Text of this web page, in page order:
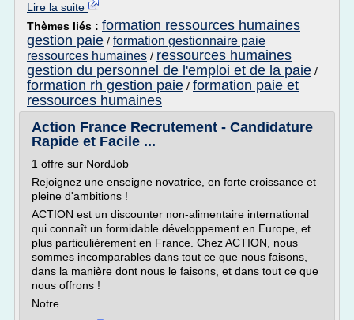
Lire la suite
Thèmes liés : formation ressources humaines
gestion paie / formation gestionnaire paie
ressources humaines / ressources humaines
gestion du personnel de l'emploi et de la paie /
formation rh gestion paie / formation paie et
ressources humaines
Action France Recrutement - Candidature
Rapide et Facile ...
1 offre sur NordJob
Rejoignez une enseigne novatrice, en forte croissance et
pleine d'ambitions !
ACTION est un discounter non-alimentaire international
qui connaît un formidable développement en Europe, et
plus particulièrement en France. Chez ACTION, nous
sommes incomparables dans tout ce que nous faisons,
dans la manière dont nous le faisons, et dans tout ce que
nous offrons !
Notre...